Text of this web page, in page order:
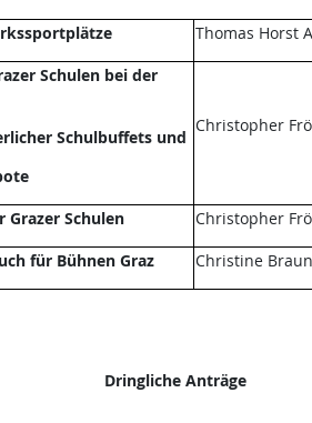
Thomas Horst
Schulen bei der
Schulbuffets und
Christopher
Grazer Schulen
Christopher
für Bühnen Graz
Christine
Dringliche Anträge